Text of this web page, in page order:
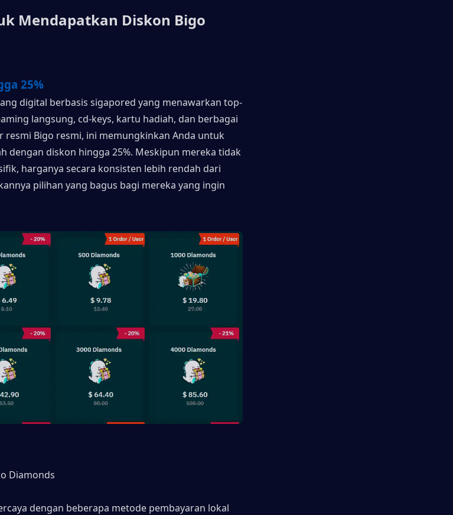
Mendapatkan Diskon Bigo
25%
digital berbasis sigapored yang menawarkan top-
langsung, cd-keys, kartu hadiah, dan berbagai
resmi Bigo resmi, ini memungkinkan Anda untuk
dengan diskon hingga 25%. Meskipun mereka tidak
harganya secara konsisten lebih rendah dari
pilihan yang bagus bagi mereka yang ingin
Diamonds
dengan beberapa metode pembayaran lokal